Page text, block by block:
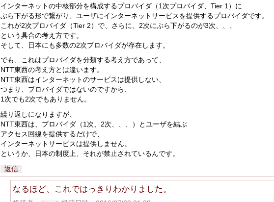
インターネットの中核部分を構成するプロバイダ（1次プロバイダ、Tier 1）に
ぶら下がる形で繋がり、ユーザにインターネットサービスを提供するプロバイダです。
これが2次プロバイダ（Tier 2）で、さらに、2次にぶら下がるのが3次、、、
という具合の考え方です。
そして、日本にも多数の2次プロバイダが存在します。
でも、これはプロバイダを分類する考え方であって、
NTT東西の考え方とは違います。
NTT東西はインターネットのサービスは提供しない、
つまり、プロバイダではないのですから、
1次でも2次でもありません。
繰り返しになりますが、
NTT東西は、プロバイダ（1次、2次、、、）とユーザを結ぶ
アクセス回線を提供するだけで、
インターネットサービスは提供しません。
というか、日本の制度上、それが禁止されているんです。
返信
なるほど、これではっきりわかりました。